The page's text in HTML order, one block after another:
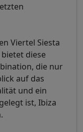
Viertel Siesta
diese
die nur
auf das
und ein
ist, Ibiza